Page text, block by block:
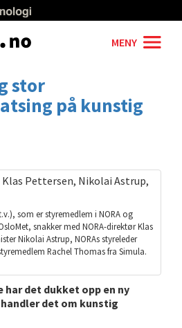
MENY
stor
på kunstig
som er styremedlem i NORA og
snakker med NORA-direktør Klas
Nikolai Astrup, NORAs styreleder
Rachel Thomas fra Simula.
det dukket opp en ny
handler det om kunstig